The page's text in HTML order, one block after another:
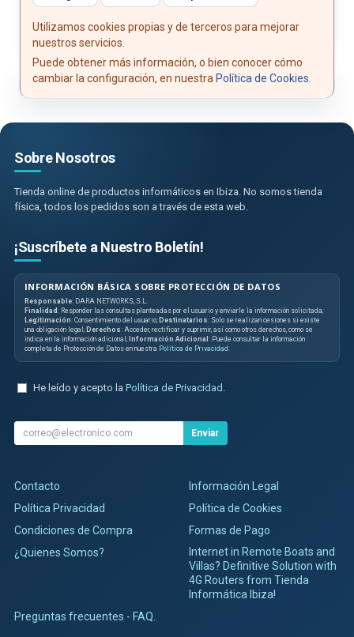
Utilizamos cookies propias y de terceros para mejorar
nuestros servicios.
Puede obtener más información, o bien conocer cómo
cambiar la configuración, en nuestra Política de Cookies
Sobre Nosotros
Tienda online de productos informáticos en Ibiza. No somos tienda
física, todos los pedidos son a través de esta web.
¡Suscríbete a Nuestro Boletín!
INFORMACIÓN BÁSICA SOBRE PROTECCIÓN DE DATOS
Responsable: DARA NETWORKS, S.L.
Finalidad : Responder las consultas planteadas por el usuario y enviarle la información solicitada;
Legitimación: Consentimiento del usuario; Destinatarios: Solo se realizan cesiones si existe
una obligación legal; Derechos: Acceder, rectificar y suprimir, así como otros derechos, como se
indica en la información adicional; Información Adicional : Puede consultar la información
completa de Protección de Datos en nuestra Política de Privacidad
He leído y acepto la Política de Privacidad
Enviar
Contacto
Información Legal
Política Privacidad
Política de Cookies
Condiciones de Compra
Formas de Pago
¿Quienes Somos?
Internet in Remote Boats and
Villas? Definitive Solution with
4G Routers from Tienda
Informática Ibiza!
Preguntas frecuentes - FAQ.